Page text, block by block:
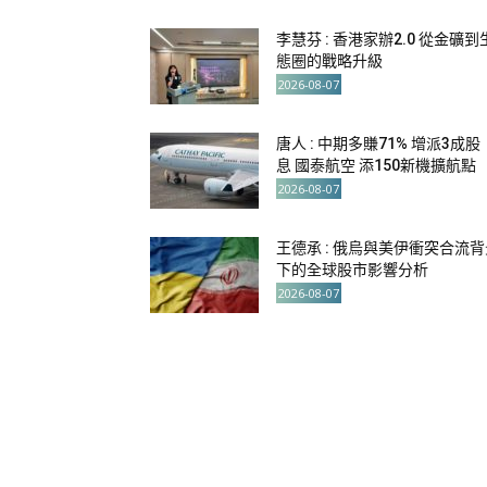
李慧芬 : 香港家辦2.0 從金礦到
態圈的戰略升級
2026-08-07
唐人 : 中期多賺71% 增派3成股
息 國泰航空 添150新機擴航點
2026-08-07
王德承 : 俄烏與美伊衝突合流
下的全球股市影響分析
2026-08-07